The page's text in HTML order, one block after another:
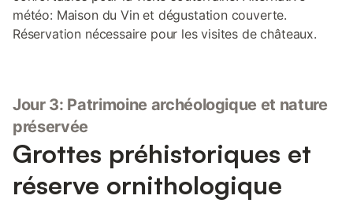
météo: Maison du Vin et dégustation couverte.
Réservation nécessaire pour les visites de châteaux.
Jour 3: Patrimoine archéologique et nature
préservée
Grottes préhistoriques et
réserve ornithologique